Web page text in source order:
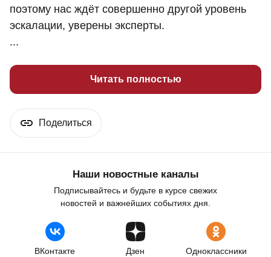
поэтому нас ждёт совершенно другой уровень
эскалации, уверены эксперты.
...
Читать полностью
Поделиться
Наши новостные каналы
Подписывайтесь и будьте в курсе свежих
новостей и важнейших событиях дня.
ВКонтакте Дзен Одноклассники